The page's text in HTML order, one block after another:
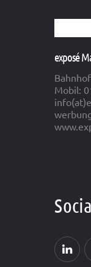
exposé
Mobil: